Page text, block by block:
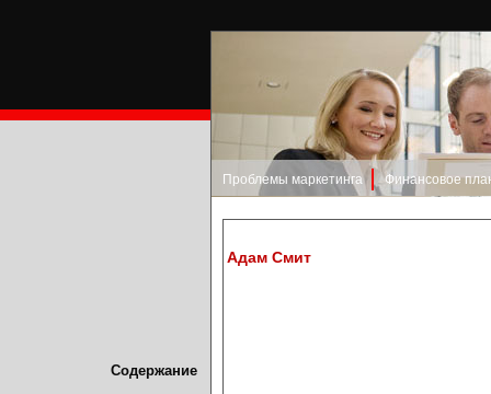
Содержание
Проблемы маркетинга Финансовое
Адам Смит